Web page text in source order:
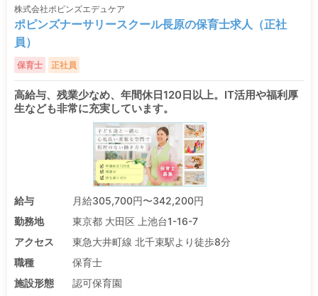
株式会社ポピンズエデュケア
ポピンズナーサリースクール長原の保育士求人（正社
員）
保育士 正社員
高給与、残業少なめ、年間休日120日以上。IT活用や福利厚
生なども非常に充実しています。
給与
月給305,700円〜342,200円
勤務地
東京都 大田区 上池台1-16-7
アクセス
東急大井町線 北千束駅より徒歩8分
職種
保育士
施設形態
認可保育園